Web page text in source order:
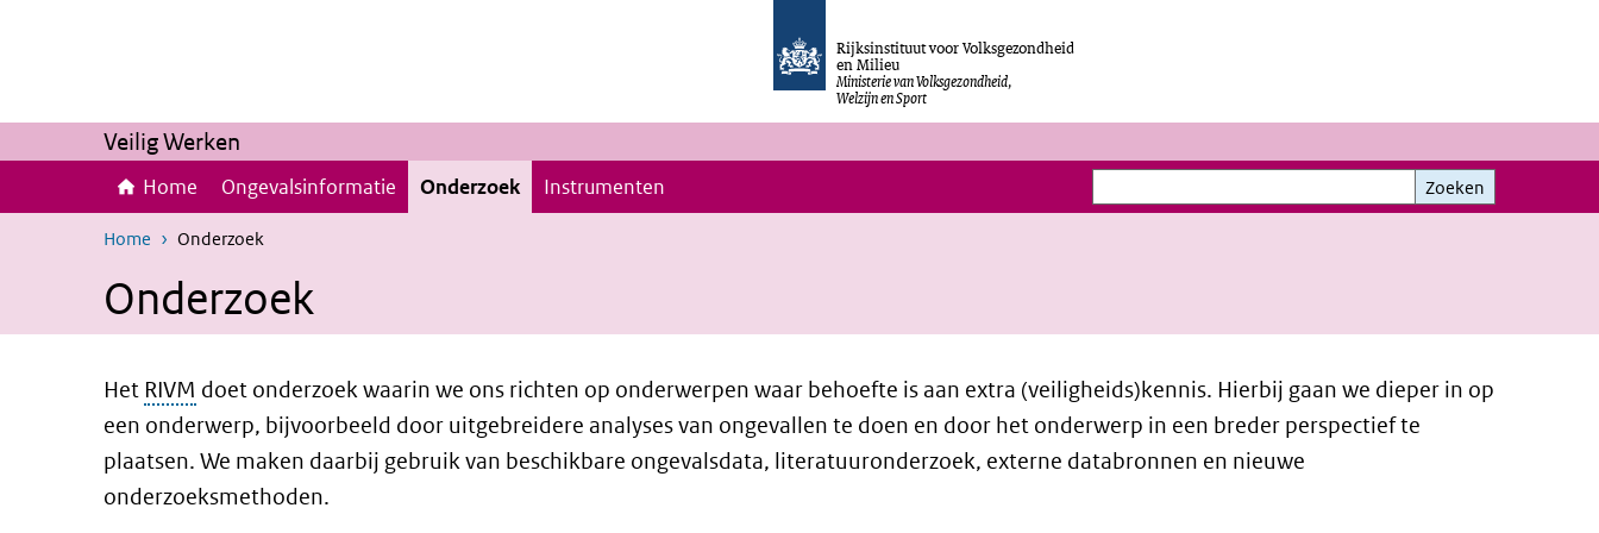
Rijksinstituut voor Volksgezondheid
en Milieu
Ministerie van Volksgezondheid,
Welzijn en Sport
Veilig Werken
Home Ongevalsinformatie Onderzoek Instrumenten
Zoeken
Zoeken
Home Onderzoek
Onderzoek
Het RIVM doet onderzoek waarin we ons richten op onderwerpen waar behoefte is aan extra (veiligheids)kennis. Hierbij gaan we dieper in op
een onderwerp, bijvoorbeeld door uitgebreidere analyses van ongevallen te doen en door het onderwerp in een breder perspectief te
plaatsen. We maken daarbij gebruik van beschikbare ongevalsdata, literatuuronderzoek, externe databronnen en nieuwe
onderzoeksmethoden.